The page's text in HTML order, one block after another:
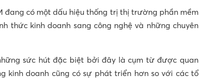
đang có một dấu hiệu thống trị thị trường phần mềm
thức kinh doanh sang công nghệ và những chuyên
sức hút đặc biệt bởi đây là cụm từ được quan
kinh doanh cũng có sự phát triển hơn so với các tổ